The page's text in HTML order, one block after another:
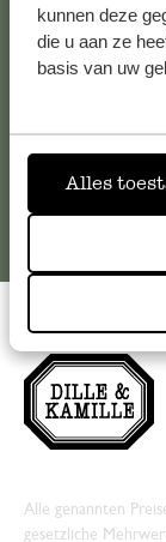
kunnen deze
die u aan ze
basis van uw
Alles
die Antworten
Online-
Alle genannten
gesetzliche